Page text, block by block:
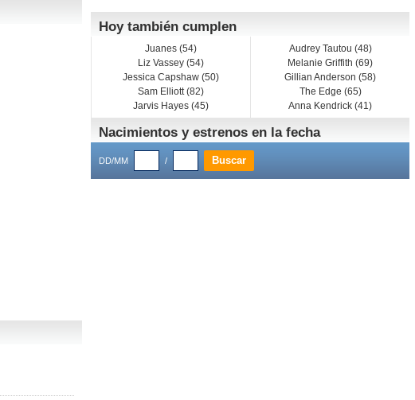
Hoy también cumplen
Juanes (54)
Liz Vassey (54)
Jessica Capshaw (50)
Sam Elliott (82)
Jarvis Hayes (45)
Audrey Tautou (48)
Melanie Griffith (69)
Gillian Anderson (58)
The Edge (65)
Anna Kendrick (41)
Nacimientos y estrenos en la fecha
DD/MM /